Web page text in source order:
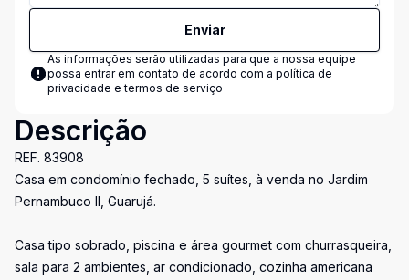
Enviar
As informações serão utilizadas para que a nossa equipe
possa entrar em contato de acordo com a política de
privacidade e termos de serviço
Descrição
REF. 83908
Casa em condomínio fechado, 5 suítes, à venda no Jardim
Pernambuco II, Guarujá.
Casa tipo sobrado, piscina e área gourmet com churrasqueira,
sala para 2 ambientes, ar condicionado, cozinha americana